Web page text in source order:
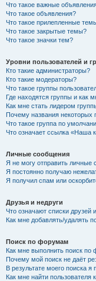
Что такое важные
Что такое объявления?
Что такое прилепленные
Что такое закрытые темы?
Что такое значки тем?
Уровни пользователей и
Кто такие администраторы?
Кто такие модераторы?
Что такое группы
Где находятся группы и как
Как мне стать лидером
Почему названия некоторых
Что такое группа по
Что означает ссылка «Наша
Личные сообщения
Я не могу отправить личные
Я постоянно получаю
Я получил спам или
Друзья и недруги
Что означают списки друзей
Как мне добавлять/удалять
Поиск по форумам
Как мне выполнить поиск
Почему мой поиск не даёт
В результате моего поиска я
Как мне найти пользователя